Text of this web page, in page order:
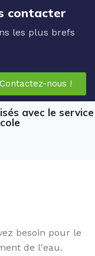
contacter
les plus brefs
nous !
avec le service
besoin pour le
de l'eau.